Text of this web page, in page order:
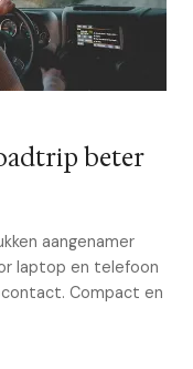
beter
aangenamer
laptop en telefoon
Compact en